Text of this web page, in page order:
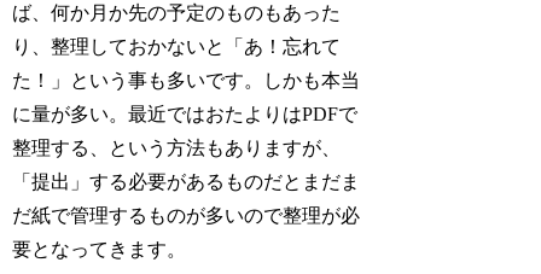
ば、何か月か先の予定のものもあった
り、整理しておかないと「あ！忘れて
た！」という事も多いです。しかも本当
に量が多い。最近ではおたよりはPDFで
整理する、という方法もありますが、
「提出」する必要があるものだとまだま
だ紙で管理するものが多いので整理が必
要となってきます。